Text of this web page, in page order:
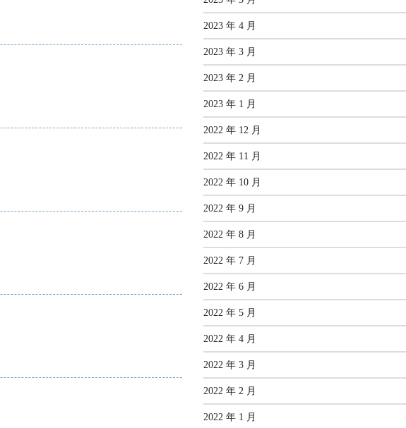
2023 年 4 月
2023 年 3 月
2023 年 2 月
2023 年 1 月
2022 年 12 月
2022 年 11 月
2022 年 10 月
2022 年 9 月
2022 年 8 月
2022 年 7 月
2022 年 6 月
2022 年 5 月
2022 年 4 月
2022 年 3 月
2022 年 2 月
2022 年 1 月